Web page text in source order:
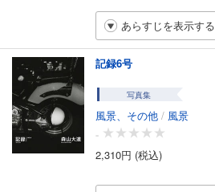
あらすじを表示する
記録6号
写真集
風景、その他 / 風景
-
2,310円 (税込)